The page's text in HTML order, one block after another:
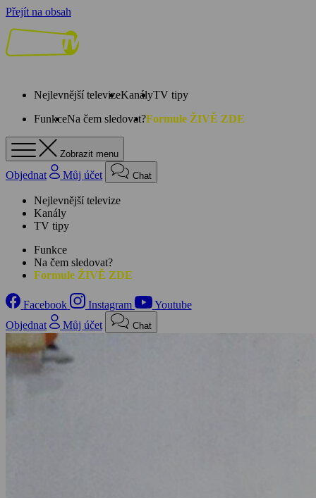
Přejít na obsah
Nejlevnější televizeKanályTV tipy
FunkceNa čem sledovat?Formule ŽIVĚ ZDE
Zobrazit menu
Objednat Můj účet Chat
Nejlevnější televize
Kanály
TV tipy
Funkce
Na čem sledovat?
Formule ŽIVĚ ZDE
Facebook Instagram
Youtube
Objednat
Můj účet Chat